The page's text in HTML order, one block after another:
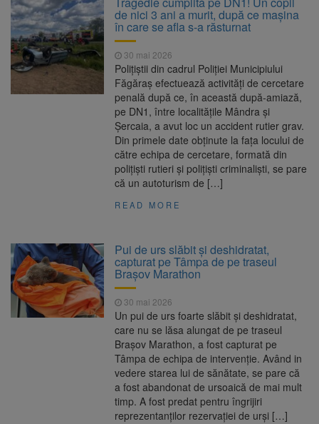
are loc între 14 și 16 august
6 august 2026
Uniunea Europeană acordă
Ucrainei încă 1,4 miliarde de euro din
veniturile activelor rusești înghețate
6 august 2026
Motorina a ajuns la 11,68 lei
în unele benzinării
Fuego vine la Zărnești.
Recital special pe scena Festivalului „Ecoul
Pietrei Craiului”, pe 2 octombrie
de nici 3 ani a murit, după ce mașina
în care se afla s-a răsturnat
30 mai 2026
Polițiștii din cadrul Poliției Municipiului
Făgăraș efectuează activități de cercetare
penală după ce, în această după-amiază,
pe DN1, între localitățile Mândra și
Șercaia, a avut loc un accident rutier grav.
Din primele date obținute la fața locului de
către echipa de cercetare, formată din
polițiști rutieri și polițiști criminaliști, se pare
că un autoturism de […]
READ MORE
Pui de urs slăbit și deshidratat,
capturat pe Tâmpa de pe traseul
Brașov Marathon
30 mai 2026
Un pui de urs foarte slăbit și deshidratat,
care nu se lăsa alungat de pe traseul
Brașov Marathon, a fost capturat pe
Tâmpa de echipa de intervenție. Având in
vedere starea lui de sănătate, se pare că
a fost abandonat de ursoaică de mai mult
timp. A fost predat pentru îngrijiri
reprezentanților rezervației de urși […]